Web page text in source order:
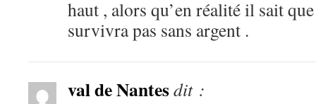
haut , alors qu’en réalité il sait
survivra pas sans argent .
val de Nantesdit :